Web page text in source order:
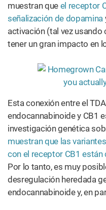
muestran que el receptor
señalización de dopamina
activación (tal vez
tener un gran impacto en
Esta conexión entre el
endocannabinoide y CB1
investigación genética
muestran que las
con el receptor CB1 están
Por lo tanto, es muy
desregulación heredada
endocannabinoide y, en